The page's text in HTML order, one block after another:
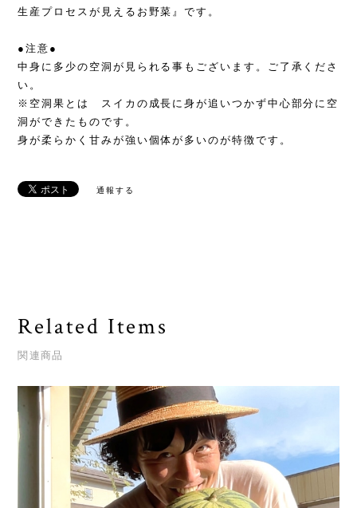
生産プロセスが見えるお野菜』です。
●注意●
中身に多少の空洞が見られる事もございます。ご了承くださ
い。
※空洞果とは スイカの成長に身が追いつかず中心部分に空
洞ができたものです。
身が柔らかく甘みが強い個体が多いのが特徴です。
通報する
Related Items
関連商品